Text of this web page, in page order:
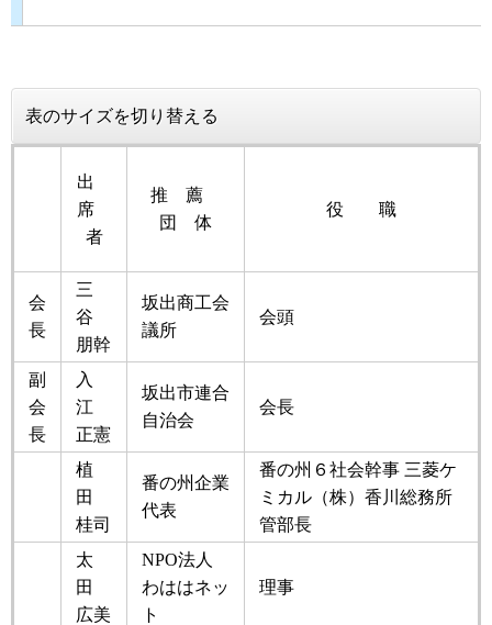
表のサイズを切り替える
出
席
者
推 薦
団 体
役 職
会
長
三
谷
朋幹
坂出商工会
議所
会頭
副
会
長
入
江
正憲
坂出市連合
自治会
会長
植
田
桂司
番の州企業
代表
番の州６社会幹事 三菱ケ
ミカル（株）香川総務所
管部長
太
田
広美
NPO法人
わははネッ
ト
理事